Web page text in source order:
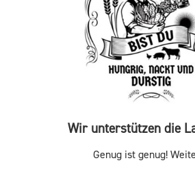
Wir unterstützen die
Genug ist genug!